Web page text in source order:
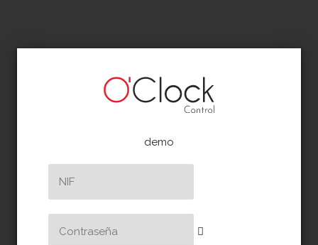
demo